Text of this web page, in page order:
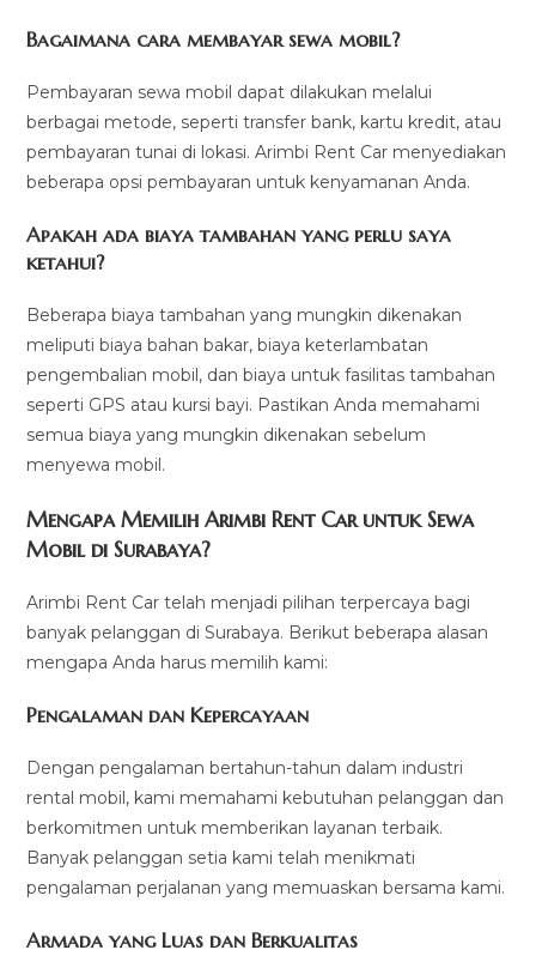
Bagaimana cara membayar sewa mobil?
Pembayaran sewa mobil dapat dilakukan melalui
berbagai metode, seperti transfer bank, kartu kredit, atau
pembayaran tunai di lokasi. Arimbi Rent Car menyediakan
beberapa opsi pembayaran untuk kenyamanan Anda.
Apakah ada biaya tambahan yang perlu saya
ketahui?
Beberapa biaya tambahan yang mungkin dikenakan
meliputi biaya bahan bakar, biaya keterlambatan
pengembalian mobil, dan biaya untuk fasilitas tambahan
seperti GPS atau kursi bayi. Pastikan Anda memahami
semua biaya yang mungkin dikenakan sebelum
menyewa mobil.
Mengapa Memilih Arimbi Rent Car untuk Sewa
Mobil di Surabaya?
Arimbi Rent Car telah menjadi pilihan terpercaya bagi
banyak pelanggan di Surabaya. Berikut beberapa alasan
mengapa Anda harus memilih kami:
Pengalaman dan Kepercayaan
Dengan pengalaman bertahun-tahun dalam industri
rental mobil, kami memahami kebutuhan pelanggan dan
berkomitmen untuk memberikan layanan terbaik.
Banyak pelanggan setia kami telah menikmati
pengalaman perjalanan yang memuaskan bersama kami.
Armada yang Luas dan Berkualitas